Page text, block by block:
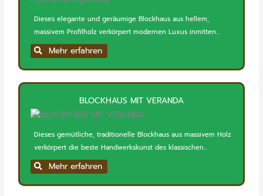
Dieses elegante und geräumige Blockhaus aus hellem,
massivem Profilholz verkörpert modernen Luxus inmitten...
Mehr erfahren
BLOCKHAUS MIT VERANDA
Dieses gemütliche, traditionelle Blockhaus aus massivem Holz
verkörpert die beste Handwerkskunst des klassischen...
Mehr erfahren